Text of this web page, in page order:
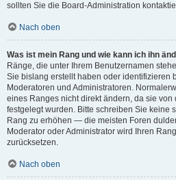
sollten Sie die Board-Administration
Nach oben
Was ist mein Rang und wie kann ich ihn
Ränge, die unter Ihrem Benutzernamen
Sie bislang erstellt haben oder identifizieren
Moderatoren und Administratoren.
eines Ranges nicht direkt ändern, da sie von
festgelegt wurden. Bitte schreiben Sie keine
Rang zu erhöhen — die meisten Foren
Moderator oder Administrator wird Ihren
zurücksetzen.
Nach oben